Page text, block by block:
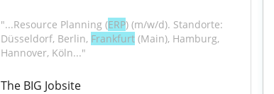
"...Resource Planning (ERP) (m/w/d). Standorte:
Düsseldorf, Berlin, Frankfurt (Main), Hamburg,
Hannover, Köln..."
The BIG Jobsite